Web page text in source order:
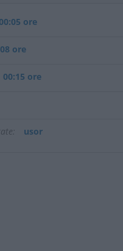
00:05 ore
ore
00:15 ore
usor